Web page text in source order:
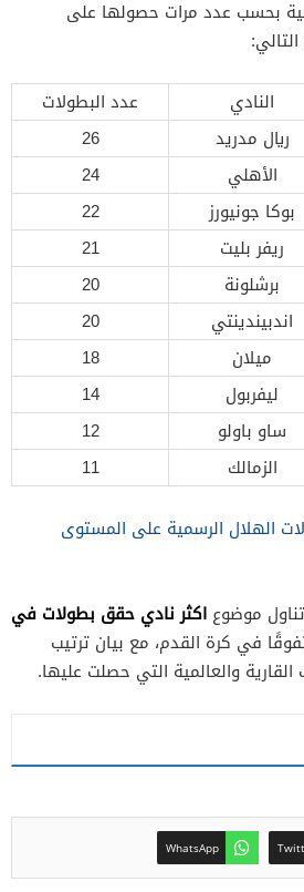
بحسب عدد مرات حصولها على
النادي
عدد البطولات
ريال مدريد
26
الأهلي
24
بوكا جونيورز
22
ريفر بليت
21
برشلونة
20
اندبيندينتي
20
ميلان
18
ليفربول
14
ساو باولو
12
الزمالك 11
الهلال الرسمية على المستوى
موضوع اكثر نادي حقق بطولات في
في كرة القدم، مع بيان ترتيب
والعالمية التي حصلت عليها.
WhatsApp